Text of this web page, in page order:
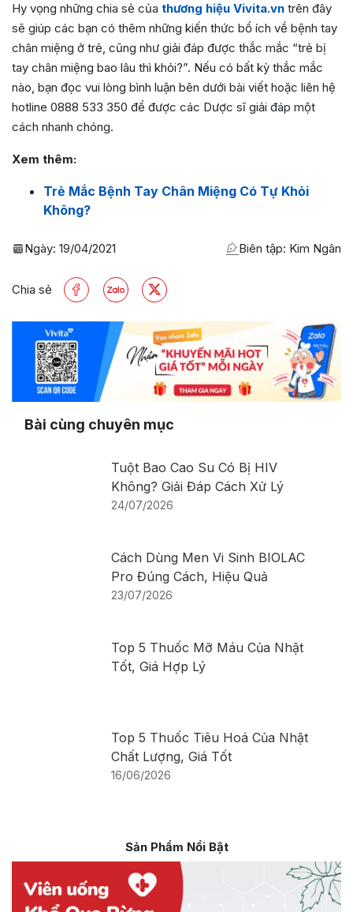
Hy vọng những chia sẻ của thương hiệu Vivita.vn trên đây
sẽ giúp các bạn có thêm những kiến thức bổ ích về bệnh tay
chân miệng ở trẻ, cũng như giải đáp được thắc mắc “trẻ bị
tay chân miệng bao lâu thì khỏi?”. Nếu có bất kỳ thắc mắc
nào, bạn đọc vui lòng bình luận bên dưới bài viết hoặc liên hệ
hotline 0888 533 350 để được các Dược sĩ giải đáp một
cách nhanh chóng.
Xem thêm:
Trẻ Mắc Bệnh Tay Chân Miệng Có Tự Khỏi
Không?
Ngày: 19/04/2021 Biên tập: Kim Ngân
Chia sẻ
Bài cùng chuyên mục
Tuột Bao Cao Su Có Bị HIV
Không? Giải Đáp Cách Xử Lý
24/07/2026
Cách Dùng Men Vi Sinh BIOLAC
Pro Đúng Cách, Hiệu Quả
23/07/2026
Top 5 Thuốc Mỡ Máu Của Nhật
Tốt, Giá Hợp Lý
Top 5 Thuốc Tiêu Hoá Của Nhật
Chất Lượng, Giá Tốt
16/06/2026
Sản Phẩm Nổi Bật